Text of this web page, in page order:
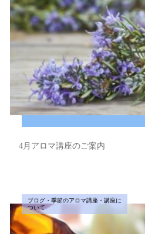
4月アロマ講座のご案内
ブログ・季節のアロマ講座・講座に
ついて